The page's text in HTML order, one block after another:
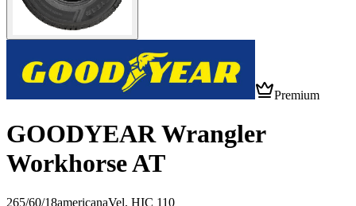
Premium
GOODYEAR Wrangler
Workhorse AT
265/60/18americanaVel. HIC 110